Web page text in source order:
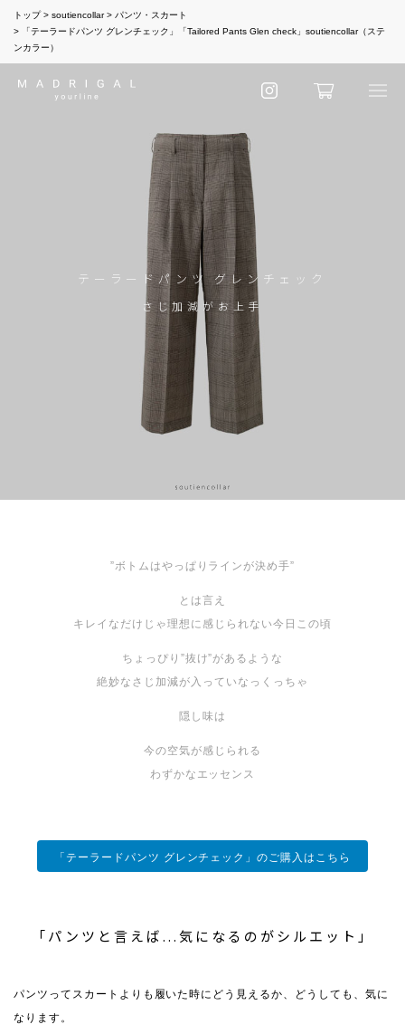
トップ soutiencollar
パンツ・スカート
「テーラードパンツ グレンチェック」「Tailored Pants Glen check」soutiencollar（ステ
ンカラー）
テーラードパンツ グレンチェック
さじ加減がお上手
”ボトムはやっぱりラインが決め手”
とは言え
キレイなだけじゃ理想に感じられない今日この頃
ちょっぴり”抜け”があるような
絶妙なさじ加減が入っていなっくっちゃ
隠し味は
今の空気が感じられる
わずかなエッセンス
「テーラードパンツ グレンチェック」のご購入はこちら
「パンツと言えば...気になるのがシルエット」
パンツってスカートよりも履いた時にどう見えるか、どうしても、気に
なります。